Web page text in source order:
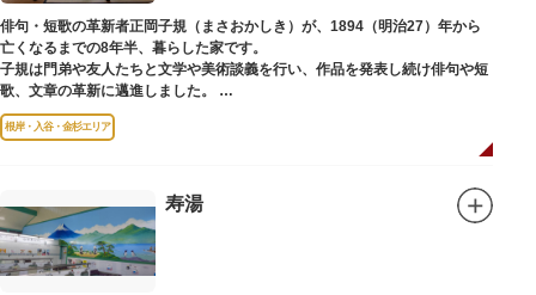
俳句・短歌の革新者正岡子規（まさおかしき）が、1894（明治27）年から
亡くなるまでの8年半、暮らした家です。
子規は門弟や友人たちと文学や美術談義を行い、作品を発表し続け俳句や短
歌、文章の革新に邁進しました。
故郷松山より母と妹を呼び寄せ、結核に苦しみながらも34歳で亡くなるまで
精力的に文学作品を創作し続けた場所でもあります。
ま再建され、現在の庵は東京都指定史跡として明治の雰囲気が体感できる魅
力的な空間となっています。
子規が病室兼書斎にしていた「病牀六尺の間」などを復元しており、明治の
根岸・入谷・金杉エリア
寿湯